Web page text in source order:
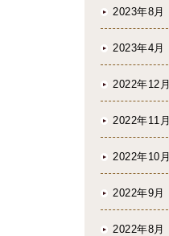
2023年8月
2023年4月
2022年12月
2022年11月
2022年10月
2022年9月
2022年8月